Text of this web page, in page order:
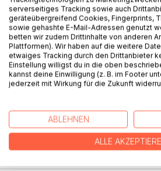
ihn auf dem Wohnzimmerfenster der
Leben erweckt. Aber es dauert
dass er dort ganz allein ist. Wird Pip
Freunde finden, oder ist er dazu
Gefahren des Fensterlandes ganz
PRESSESTIMMEN
REZENSIONEN
serverseitiges Tracking sowie auch
geräteübergreifend Cookies, Fingerprints,
sowie gehashte E-Mail-Adressen genutzt
betten wir zudem Drittinhalte von anderen
Plattformen). Wir haben auf die weitere
etwaiges Tracking durch den Drittanbieter
Einstellung willigst du in die oben
kannst deine Einwilligung (z. B. im Footer
jederzeit mit Wirkung für die Zukunft
ABLEHNEN
ALLE